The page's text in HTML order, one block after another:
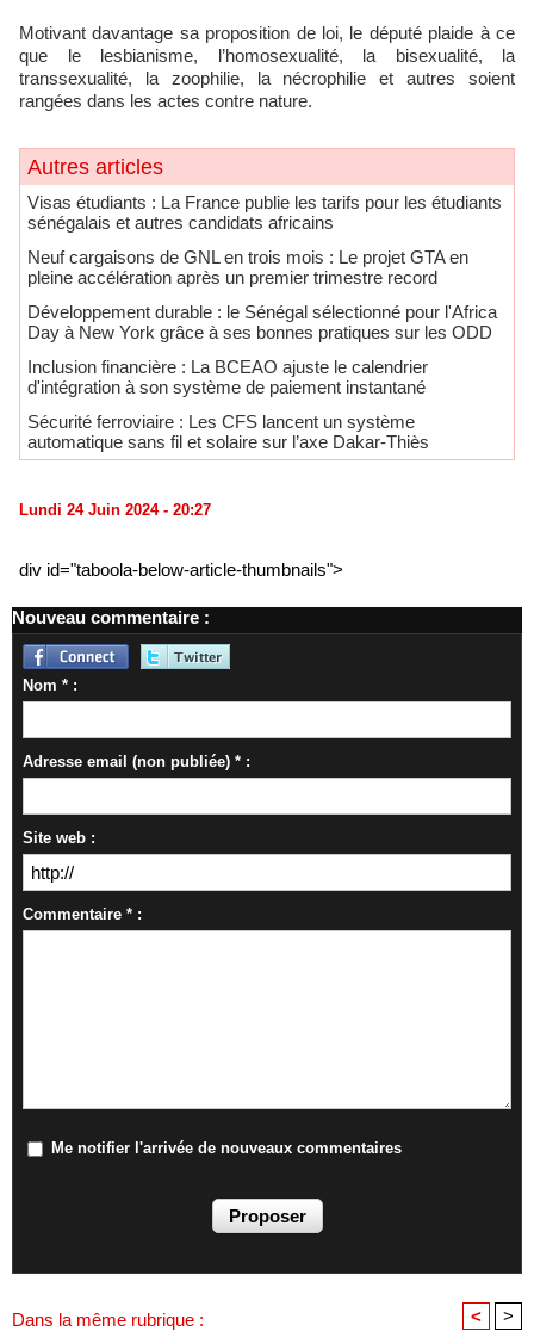
Motivant davantage sa proposition de loi, le député plaide à ce
que le lesbianisme, l’homosexualité, la bisexualité, la
transsexualité, la zoophilie, la nécrophilie et autres soient
rangées dans les actes contre nature.
Autres articles
​Visas étudiants : La France publie les tarifs pour les étudiants
sénégalais et autres candidats africains
Neuf cargaisons de GNL en trois mois : Le projet GTA en
pleine accélération après un premier trimestre record
Développement durable : le Sénégal sélectionné pour l'Africa
Day à New York grâce à ses bonnes pratiques sur les ODD
​Inclusion financière : La BCEAO ajuste le calendrier
d'intégration à son système de paiement instantané
Sécurité ferroviaire : Les CFS lancent un système
automatique sans fil et solaire sur l’axe Dakar-Thiès
Lundi 24 Juin 2024 - 20:27
div id="taboola-below-article-thumbnails">
Nouveau commentaire :
Nom * :
Adresse email (non publiée) * :
Site web :
Commentaire * :
Me notifier l'arrivée de nouveaux commentaires
Dans la même rubrique : < >